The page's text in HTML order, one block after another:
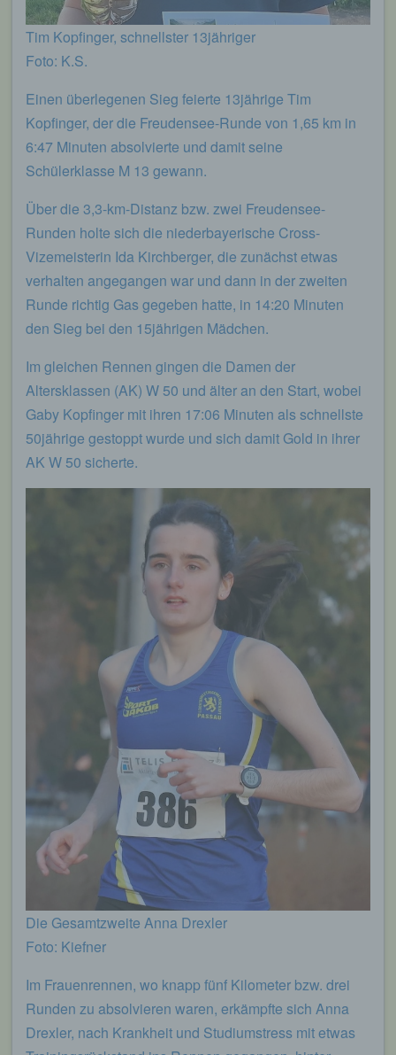
Tim Kopfinger, schnellster 13jähriger
Foto: K.S.
Einen überlegenen Sieg feierte 13jährige Tim
Kopfinger, der die Freudensee-Runde von 1,65 km in
6:47 Minuten absolvierte und damit seine
Schülerklasse M 13 gewann.
Über die 3,3-km-Distanz bzw. zwei Freudensee-
Runden holte sich die niederbayerische Cross-
Vizemeisterin Ida Kirchberger, die zunächst etwas
verhalten angegangen war und dann in der zweiten
Runde richtig Gas gegeben hatte, in 14:20 Minuten
den Sieg bei den 15jährigen Mädchen.
Im gleichen Rennen gingen die Damen der
Altersklassen (AK) W 50 und älter an den Start, wobei
Gaby Kopfinger mit ihren 17:06 Minuten als schnellste
50jährige gestoppt wurde und sich damit Gold in ihrer
AK W 50 sicherte.
Die Gesamtzweite Anna Drexler
Foto: Kiefner
Im Frauenrennen, wo knapp fünf Kilometer bzw. drei
Runden zu absolvieren waren, erkämpfte sich Anna
Drexler, nach Krankheit und Studiumstress mit etwas